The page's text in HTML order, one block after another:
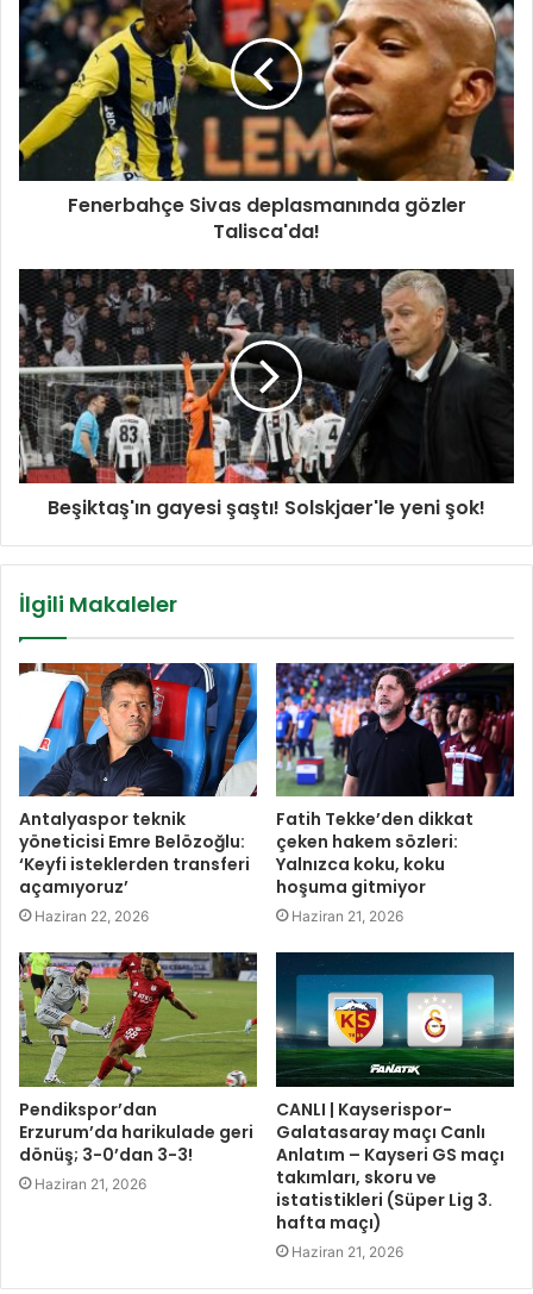
Fenerbahçe Sivas deplasmanında gözler
Talisca'da!
Beşiktaş'ın gayesi şaştı! Solskjaer'le yeni şok!
İlgili Makaleler
Antalyaspor teknik
yöneticisi Emre Belözoğlu:
‘Keyfi isteklerden transferi
açamıyoruz’
Haziran 22, 2026
Fatih Tekke’den dikkat
çeken hakem sözleri:
Yalnızca koku, koku
hoşuma gitmiyor
Haziran 21, 2026
Pendikspor’dan
Erzurum’da harikulade geri
dönüş; 3-0’dan 3-3!
Haziran 21, 2026
CANLI | Kayserispor-
Galatasaray maçı Canlı
Anlatım – Kayseri GS maçı
takımları, skoru ve
istatistikleri (Süper Lig 3.
hafta maçı)
Haziran 21, 2026